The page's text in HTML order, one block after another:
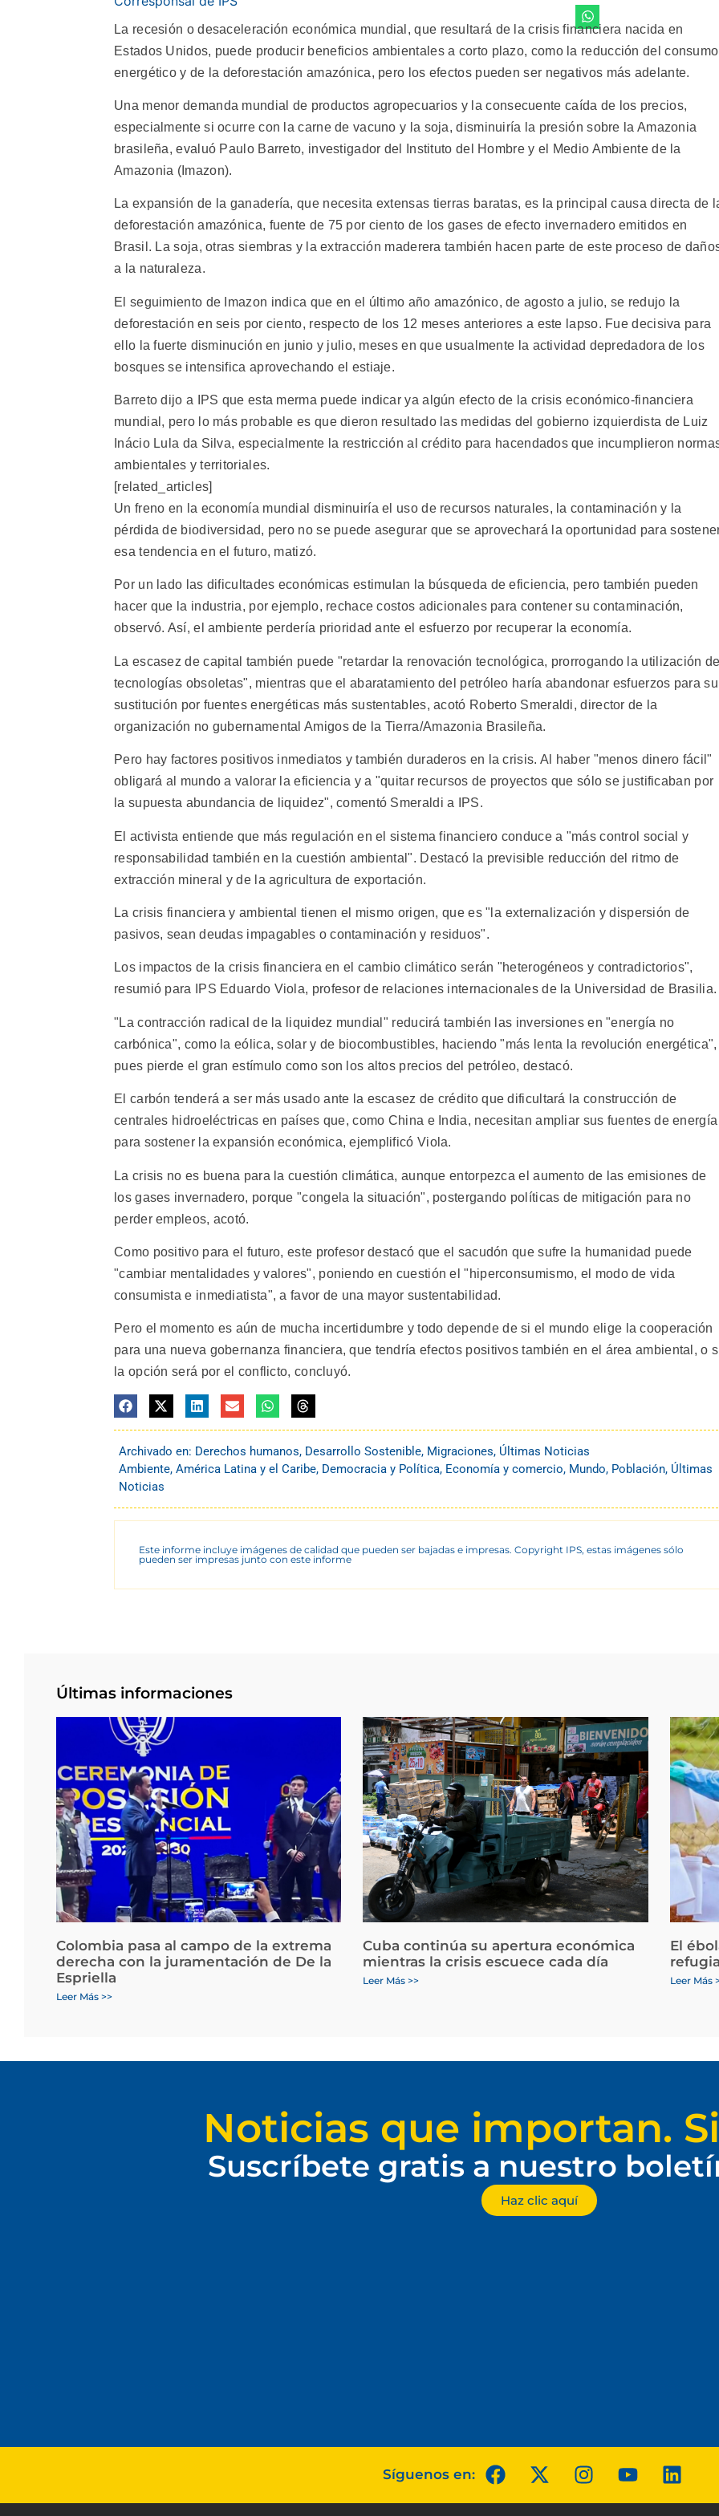
La recesión o desaceleración económica mundial, que resultará de la crisis financiera nacida en
Estados Unidos, puede producir beneficios ambientales a corto plazo, como la reducción del consumo
energético y de la deforestación amazónica, pero los efectos pueden ser negativos más adelante.
Una menor demanda mundial de productos agropecuarios y la consecuente caída de los precios,
especialmente si ocurre con la carne de vacuno y la soja, disminuiría la presión sobre la Amazonia
brasileña, evaluó Paulo Barreto, investigador del Instituto del Hombre y el Medio Ambiente de la
Amazonia (Imazon).
La expansión de la ganadería, que necesita extensas tierras baratas, es la principal causa directa de
deforestación amazónica, fuente de 75 por ciento de los gases de efecto invernadero emitidos en
Brasil. La soja, otras siembras y la extracción maderera también hacen parte de este proceso de
a la naturaleza.
El seguimiento de Imazon indica que en el último año amazónico, de agosto a julio, se redujo la
deforestación en seis por ciento, respecto de los 12 meses anteriores a este lapso. Fue decisiva para
ello la fuerte disminución en junio y julio, meses en que usualmente la actividad depredadora de los
bosques se intensifica aprovechando el estiaje.
Barreto dijo a IPS que esta merma puede indicar ya algún efecto de la crisis económico-financiera
mundial, pero lo más probable es que dieron resultado las medidas del gobierno izquierdista de Luiz
Inácio Lula da Silva, especialmente la restricción al crédito para hacendados que incumplieron
ambientales y territoriales.
[related_articles]
Un freno en la economía mundial disminuiría el uso de recursos naturales, la contaminación y la
pérdida de biodiversidad, pero no se puede asegurar que se aprovechará la oportunidad para
esa tendencia en el futuro, matizó.
Por un lado las dificultades económicas estimulan la búsqueda de eficiencia, pero también pueden
hacer que la industria, por ejemplo, rechace costos adicionales para contener su contaminación,
observó. Así, el ambiente perdería prioridad ante el esfuerzo por recuperar la economía.
La escasez de capital también puede "retardar la renovación tecnológica, prorrogando la utilización
tecnologías obsoletas", mientras que el abaratamiento del petróleo haría abandonar esfuerzos para su
sustitución por fuentes energéticas más sustentables, acotó Roberto Smeraldi, director de la
organización no gubernamental Amigos de la Tierra/Amazonia Brasileña.
Pero hay factores positivos inmediatos y también duraderos en la crisis. Al haber "menos dinero fácil"
obligará al mundo a valorar la eficiencia y a "quitar recursos de proyectos que sólo se justificaban por
la supuesta abundancia de liquidez", comentó Smeraldi a IPS.
El activista entiende que más regulación en el sistema financiero conduce a "más control social y
responsabilidad también en la cuestión ambiental". Destacó la previsible reducción del ritmo de
extracción mineral y de la agricultura de exportación.
La crisis financiera y ambiental tienen el mismo origen, que es "la externalización y dispersión de
pasivos, sean deudas impagables o contaminación y residuos".
Los impactos de la crisis financiera en el cambio climático serán "heterogéneos y contradictorios",
resumió para IPS Eduardo Viola, profesor de relaciones internacionales de la Universidad de Brasilia.
"La contracción radical de la liquidez mundial" reducirá también las inversiones en "energía no
carbónica", como la eólica, solar y de biocombustibles, haciendo "más lenta la revolución energética",
pues pierde el gran estímulo como son los altos precios del petróleo, destacó.
El carbón tenderá a ser más usado ante la escasez de crédito que dificultará la construcción de
centrales hidroeléctricas en países que, como China e India, necesitan ampliar sus fuentes de energía
para sostener la expansión económica, ejemplificó Viola.
La crisis no es buena para la cuestión climática, aunque entorpezca el aumento de las emisiones de
los gases invernadero, porque "congela la situación", postergando políticas de mitigación para no
perder empleos, acotó.
Como positivo para el futuro, este profesor destacó que el sacudón que sufre la humanidad puede
"cambiar mentalidades y valores", poniendo en cuestión el "hiperconsumismo, el modo de vida
consumista e inmediatista", a favor de una mayor sustentabilidad.
Pero el momento es aún de mucha incertidumbre y todo depende de si el mundo elige la cooperación
para una nueva gobernanza financiera, que tendría efectos positivos también en el área ambiental, o
la opción será por el conflicto, concluyó.
Archivado en: Derechos humanos, Desarrollo Sostenible, Migraciones, Últimas Noticias
Ambiente, América Latina y el Caribe, Democracia y Política, Economía y comercio, Mundo, Población, Últimas
Noticias
Este informe incluye imágenes de calidad que pueden ser bajadas e impresas. Copyright IPS, estas imágenes sólo
pueden ser impresas junto con este informe
Últimas informaciones
Colombia pasa al campo de la extrema
derecha con la juramentación de De la
Espriella
Leer Más >>
Cuba continúa su apertura económica
mientras la crisis escuece cada día
Leer Más >>
El
Leer Más
Noticias que importan.
Suscríbete gratis a nuestro
Haz clic aquí
Síguenos en: